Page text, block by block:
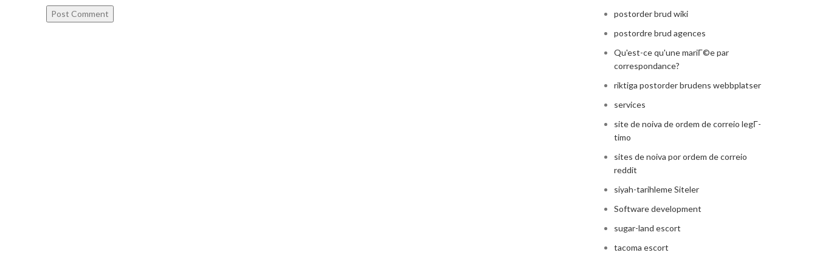
postorder brud wiki
postordre brud agences
Qu'est-ce qu'une mariГ©e par
correspondance?
riktiga postorder brudens webbplatser
services
site de noiva de ordem de correio legГ­
timo
sites de noiva por ordem de correio
reddit
siyah-tarihleme Siteler
Software development
sugar-land escort
tacoma escort